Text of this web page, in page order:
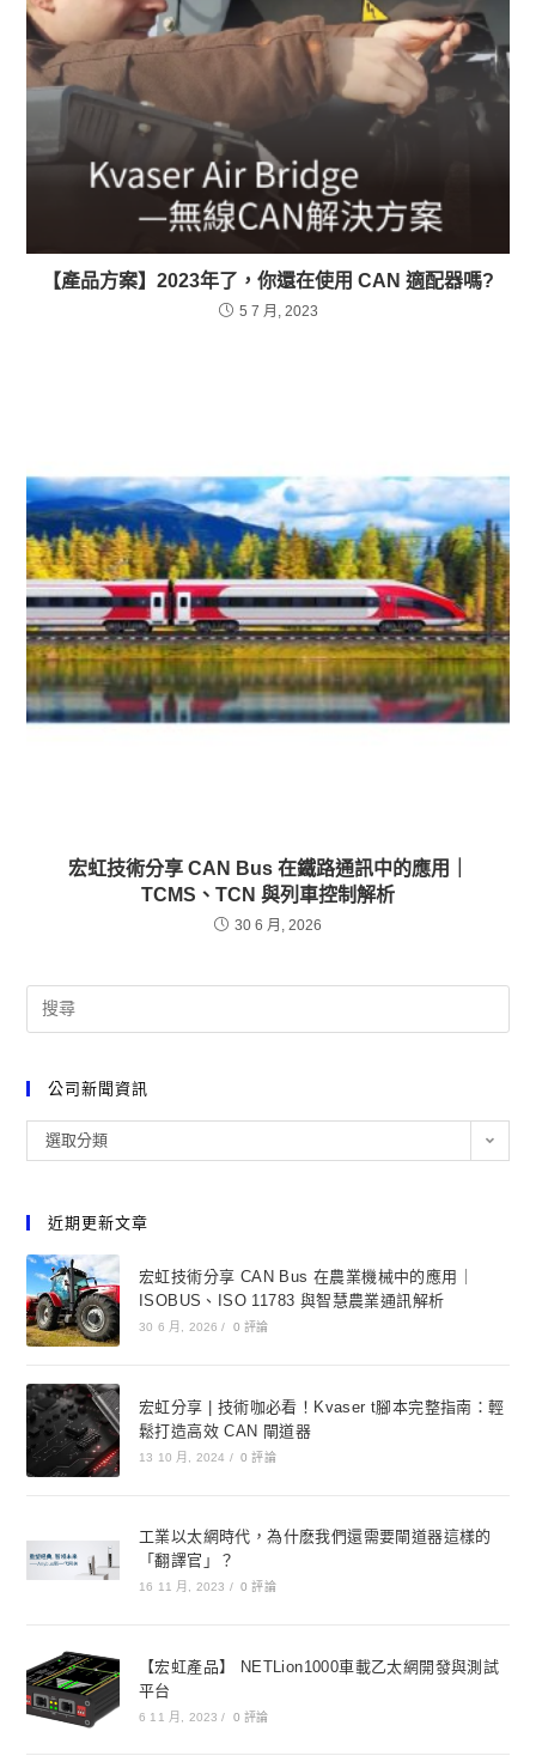
【產品方案】2023年了，你還在使用 CAN 適配器嗎?
5 7 月, 2023
宏虹技術分享 CAN Bus 在鐵路通訊中的應用｜
TCMS、TCN 與列車控制解析
30 6 月, 2026
公司新聞資訊
選取分類
近期更新文章
宏虹技術分享 CAN Bus 在農業機械中的應用｜
ISOBUS、ISO 11783 與智慧農業通訊解析
30 6 月, 2026 / 0 評論
宏虹分享 | 技術咖必看！Kvaser t腳本完整指南：輕
鬆打造高效 CAN 閘道器
13 10 月, 2024 / 0 評論
工業以太網時代，為什麽我們還需要閘道器這樣的
「翻譯官」？
16 11 月, 2023 / 0 評論
【宏虹產品】 NETLion1000車載乙太網開發與測試
平台
6 11 月, 2023 / 0 評論